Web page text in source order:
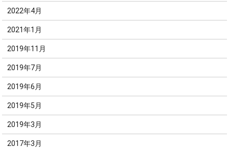
2022年4月
2021年1月
2019年11月
2019年7月
2019年6月
2019年5月
2019年3月
2017年3月